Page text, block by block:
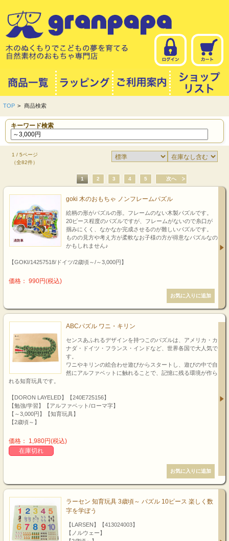
TOP > 商品検索
キーワード検索
1 / 5ページ
（全82件）
1 2 3 4 5 次へ
goki 木のおもちゃ ノンフレームパズル
絵柄の形がパズルの形。フレームのない木製パズルです。
20ピース程度のパズルですが、フレームがないので糸口が
掴みにくく、なかなか完成させるのが難しいパズルです。
ものの見方や考え方が柔軟なお子様の方が得意なパズルなの
かもしれません♪
【GOKI/14257518/ドイツ/2歳頃～/～3,000円】
価格： 990円(税込)
ABCパズル ワニ・キリン
センスあふれるデザインを持つこのパズルは、アメリカ・カ
ナダ・ドイツ・フランス・インドなど、世界各国で大人気で
す。
ワニやキリンの絵合わせ遊びからスタートし、遊びの中で自
然にアルファベットに触れることで、記憶に残る環境が作ら
れる知育玩具です。
【DORON LAYELED】【240E725156】
【勉強/学習】【アルファベット/ローマ字】
【～3,000円】【知育玩具】
【2歳頃～】
価格： 1,980円(税込)
在庫切れ
ラーセン 知育玩具 3歳頃～ パズル 10ピース 楽しく数
字を学ぼう
【LARSEN】【413024003】
【ノルウェー】